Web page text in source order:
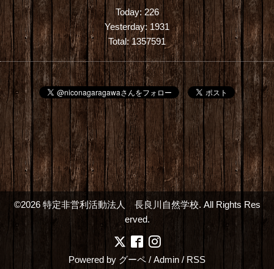
Today: 226
Yesterday:1931
Total:1357591
©2026 特定非営利活動法人 長良川自然学校. All Rights Res
erved.
Powered by グーペ / Admin / RSS